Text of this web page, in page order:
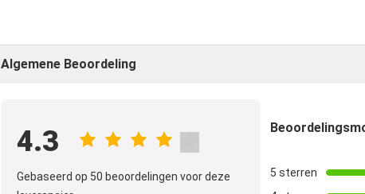
Algemene Beoordeling
4.3
Gebaseerd op 50 beoordelingen voor deze
5 sterren